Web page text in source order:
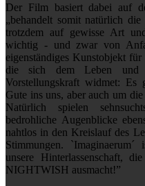
Der Film basiert dabei auf
„behandelt somit natürlich
trotzdem auf gewisse Art
wichtig - und zwar von
eigenständiges Kunstobjekt
die sich dem Leben und
Vorstellungskraft widmet:
Gute ins uns, aber auch um
Natürlich spielen
bedrohliche Augenblicke
nahtlos in den Kreislauf des
Stimmungen. `Imaginaerum´
unsere Hinterlassenschaft,
NIGHTWISH ausmacht!”